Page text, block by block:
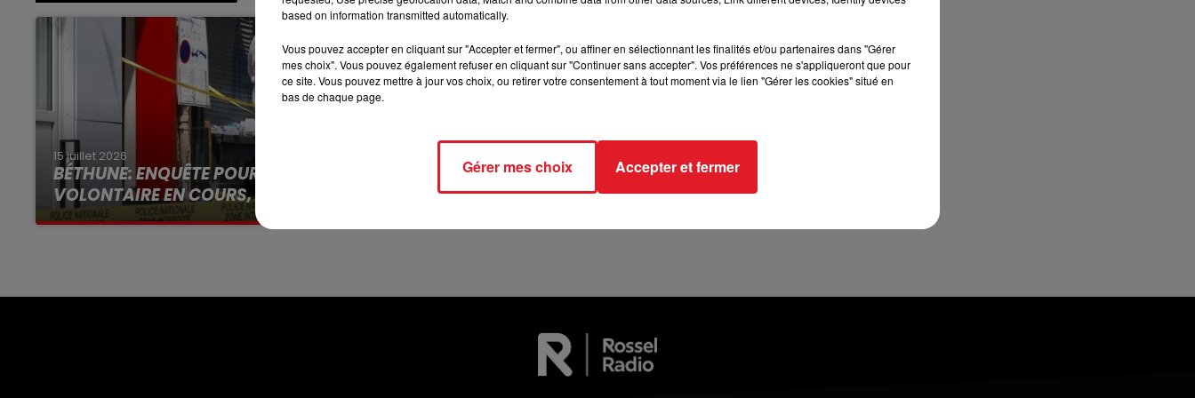
RDL WEEK-END SUR UN AIR D'ACCORDÉON
15 juillet 2026
BÉTHUNE: ENQUÊTE POUR HOMICIDE
VOLONTAIRE EN COURS, APRÈS LA...
Selon les premiers éléments, le logement
WINGLES: UN JEUNE PERD LA VIE, NOYÉ À
LA BASE DE LOISIRS
based on information transmitted automatically.
Vous pouvez accepter en cliquant sur "Accepter et fermer", ou affiner en sélectionnant les finalités et/ou partenaires dans "Gérer
mes choix". Vous pouvez également refuser en cliquant sur "Continuer sans accepter". Vos préférences ne s'appliqueront que pour
ce site. Vous pouvez mettre à jour vos choix, ou retirer votre consentement à tout moment via le lien "Gérer les cookies" situé en
bas de chaque page.
Gérer mes choix Accepter et fermer